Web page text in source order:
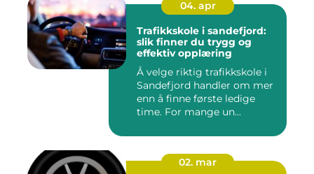
04. apr
Trafikkskole i sandefjord:
slik finner du trygg og
effektiv opplæring
Å velge riktig trafikkskole i
Sandefjord handler om mer
enn å finne første ledige
time. For mange un...
02. mar